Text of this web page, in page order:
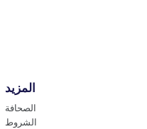
المزيد
الصحافة
الشروط